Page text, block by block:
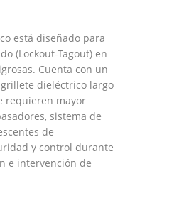
está diseñado para
(Lockout-Tagout) en
Cuenta con un
dieléctrico largo
requieren mayor
sistema de
de
y control durante
e intervención de